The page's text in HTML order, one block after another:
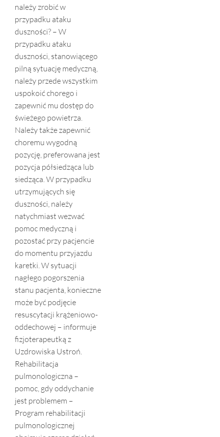
należy zrobić w
przypadku ataku
duszności? – W
przypadku ataku
duszności, stanowiącego
pilną sytuację medyczną,
należy przede wszystkim
uspokoić chorego i
zapewnić mu dostęp do
świeżego powietrza.
Należy także zapewnić
choremu wygodną
pozycję, preferowana jest
pozycja półsiedząca lub
siedząca. W przypadku
utrzymujących się
duszności, należy
natychmiast wezwać
pomoc medyczną i
pozostać przy pacjencie
do momentu przyjazdu
karetki. W sytuacji
nagłego pogorszenia
stanu pacjenta, konieczne
może być podjęcie
resuscytacji krążeniowo-
oddechowej – informuje
fizjoterapeutką z
Uzdrowiska Ustroń.
Rehabilitacja
pulmonologiczna –
pomoc, gdy oddychanie
jest problemem –
Program rehabilitacji
pulmonologicznej